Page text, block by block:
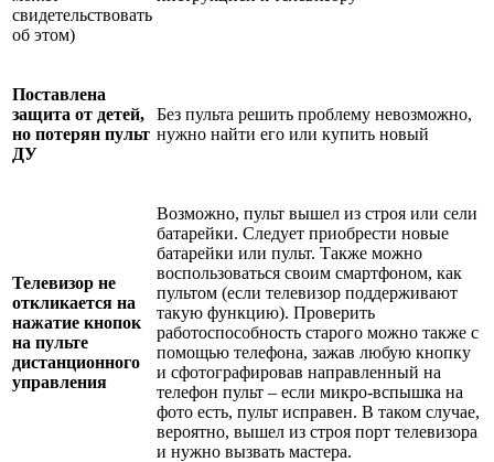
свидетельствовать
об этом)
Поставлена
защита от детей,
но потерян пульт
ДУ
Без пульта решить проблему невозможно,
нужно найти его или купить новый
Телевизор не
откликается на
нажатие кнопок
на пульте
дистанционного
управления
Возможно, пульт вышел из строя или сели
батарейки. Следует приобрести новые
батарейки или пульт. Также можно
воспользоваться своим смартфоном, как
пультом (если телевизор поддерживают
такую функцию). Проверить
работоспособность старого можно также с
помощью телефона, зажав любую кнопку
и сфотографировав направленный на
телефон пульт – если микро-вспышка на
фото есть, пульт исправен. В таком случае,
вероятно, вышел из строя порт телевизора
и нужно вызвать мастера.